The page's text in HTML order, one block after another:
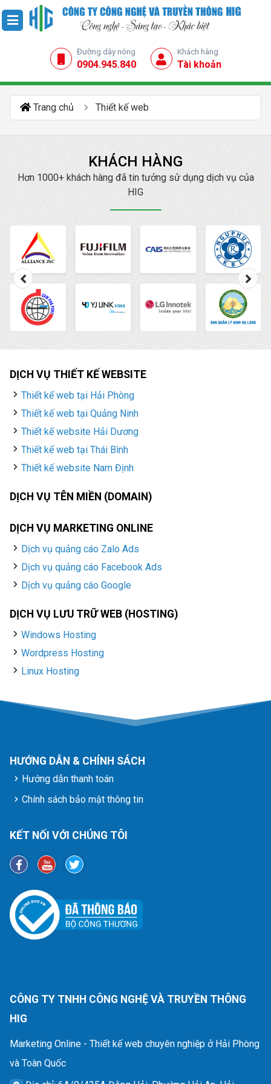
Đường dây nóng
0904.945.840
Khách hàng
Tài khoản
Trang chủ Thiết kế web
KHÁCH HÀNG
Hơn 1000+ khách hàng đã tin tưởng sử dụng dịch vụ của
HIG
DỊCH VỤ THIẾT KẾ WEBSITE
Thiết kế web tại Hải Phòng
Thiết kế web tại Quảng Ninh
Thiết kế website Hải Dương
Thiết kế web tại Thái Bình
Thiết kế website Nam Định
DỊCH VỤ TÊN MIỀN (DOMAIN)
DỊCH VỤ MARKETING ONLINE
Dịch vụ quảng cáo Zalo Ads
Dịch vụ quảng cáo Facebook Ads
Dịch vụ quảng cáo Google
DỊCH VỤ LƯU TRỮ WEB (HOSTING)
Windows Hosting
Wordpress Hosting
Linux Hosting
HƯỚNG DẪN & CHÍNH SÁCH
Hướng dẫn thanh toán
Chính sách bảo mật thông tin
KẾT NỐI VỚI CHÚNG TÔI
CÔNG TY TNHH CÔNG NGHỆ VÀ TRUYỀN THÔNG
HIG
Marketing Online - Thiết kế web chuyên nghiệp ở Hải Phòng
và Toàn Quốc